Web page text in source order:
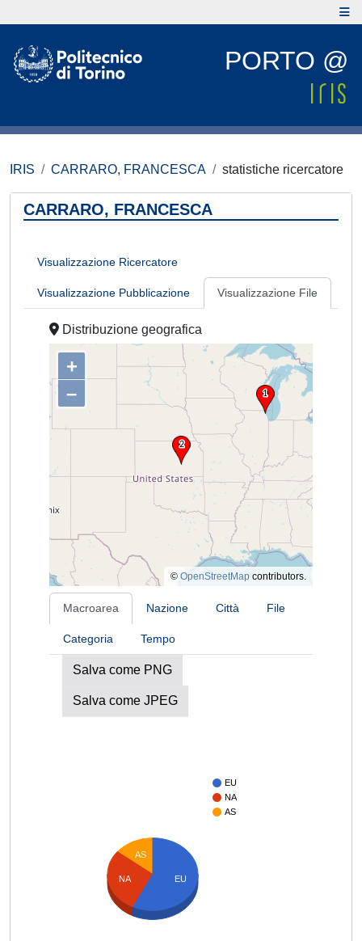
PORTO @
IRIS CARRARO, FRANCESCA statistiche ricercatore
CARRARO, FRANCESCA
Visualizzazione Ricercatore
Visualizzazione Pubblicazione Visualizzazione File
Distribuzione geografica
+
–
© OpenStreetMap contributors.
Macroarea Nazione Città File
Categoria Tempo
Salva come PNG
Salva come JPEG
EU
NA
AS
AS
NA EU